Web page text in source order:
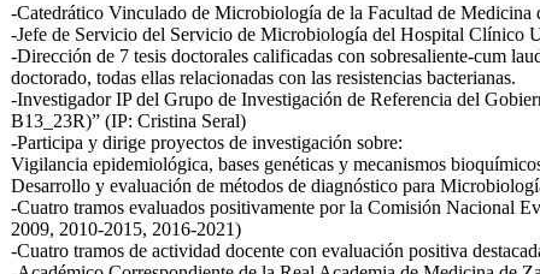
-Catedrático Vinculado de Microbiología de la Facultad de Medicina
-Jefe de Servicio del Servicio de Microbiología del Hospital Clínico
-Dirección de 7 tesis doctorales calificadas con sobresaliente-cum
doctorado, todas ellas relacionadas con las resistencias bacterianas.
-Investigador IP del Grupo de Investigación de Referencia del
B13_23R)” (IP: Cristina Seral)
-Participa y dirige proyectos de investigación sobre:
Vigilancia epidemiológica, bases genéticas y mecanismos
Desarrollo y evaluación de métodos de diagnóstico para
-Cuatro tramos evaluados positivamente por la Comisión Nacional
2009, 2010-2015, 2016-2021)
-Cuatro tramos de actividad docente con evaluación positiva